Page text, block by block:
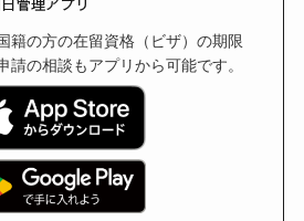
籍の方の在留資格（ビザ）の期限
請の相談もアプリから可能です。